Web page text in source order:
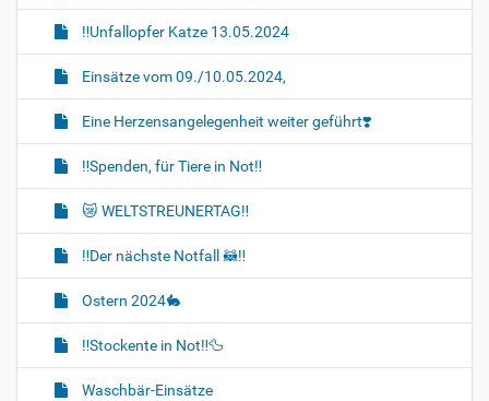
‼️Unfallopfer Katze 13.05.2024
Einsätze vom 09./10.05.2024,
Eine Herzensangelegenheit weiter geführt❣️
‼️Spenden, für Tiere in Not‼️
😿 WELTSTREUNERTAG‼️
‼️Der nächste Notfall 🦝‼️
Ostern 2024🐇
‼️Stockente in Not‼️🦆
Waschbär-Einsätze